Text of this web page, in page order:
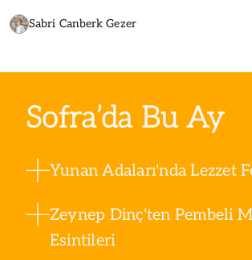
Sabri Canberk Gezer
Sofra’da Bu Ay
Yunan Adaları'nda Lezzet
Zeynep Dinç'ten Pembeli
Esintileri